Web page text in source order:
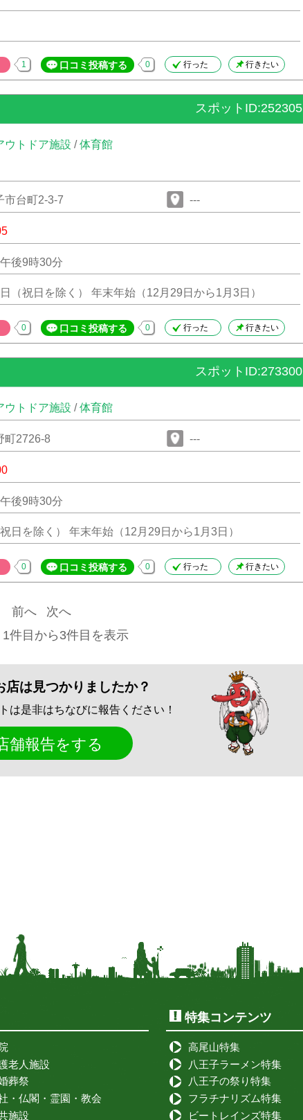
1 口コミ投稿する 0 行った 行きたい
スポットID:252305
ウトドア施設 /体育館
市台町2-3-7 ---
後9時30分
（祝日を除く） 年末年始（12月29日から1月3日）
0 口コミ投稿する 0 行った 行きたい
スポットID:273300
ウトドア施設 /体育館
町2726-8 ---
後9時30分
日を除く） 年末年始（12月29日から1月3日）
0 口コミ投稿する 0 行った 行きたい
前へ
次へ
件目から3件目を表示
店は見つかりましたか？
は是非はちなびに報告ください！
舗報告をする
老人施設
葬祭
・仏閣・霊園・教会
施設
特集コンテンツ
高尾山特集
八王子ラーメン特集
八王子の祭り特集
フラチナリズム特集
ビートレインズ特集